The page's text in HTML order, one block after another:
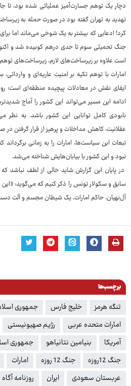
تهدید به تهران گفته بود در صورت حمله به
کرد! ادعایی که بیشتر به یک شوخی می‌ماند اما
جنگ تحمیلی سوم تا حدی درهم کوبیده شد و
است علاوه بر زیرساخت‌های لازم، زیرساخت‌های
امارات با توهم تکیه بر امنیت عاریه‌ای و
ایفای نقش در معادلات پیچیده منطقه‌ای است؛
ادامه این مسیر می‌تواند این کشور را آماج
نابودی کامل توانایی این کشور باشد. به نظر
عقلانیت، کاهش مداخلات و پرهیز از قرار گرفتن
تبعات این سیاست‌ها، امارات را به زمانی
نبود و این کشور با بیابان‌هایش شناخته می‌شد.
در پایان این گزارش شاید خالی از لطف نباشد
سابق و سکولار تونس را ذکر کنیم که می‌گوید:
آل‌نهیان، حاکم امارات، یک شیطان مجسم و آلت
برچسب‌ها
تنگه هرمز خلیج فارس‌ جمهوری
امارات متحده عربی
رژیم صهیونیستی
آمریکا
بنیامین نتانیاهو جمهوری
جنگ 12روزه
جنگ 12 روزه امارات
عربستان سعودی
ایران روزنامه آگاه